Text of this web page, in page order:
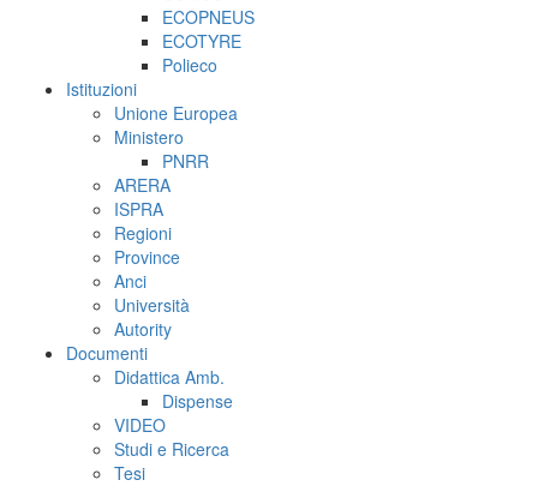
ECOPNEUS
ECOTYRE
Polieco
Istituzioni
Unione Europea
Ministero
PNRR
ARERA
ISPRA
Regioni
Province
Anci
Università
Autority
Documenti
Didattica Amb.
Dispense
VIDEO
Studi e Ricerca
Tesi